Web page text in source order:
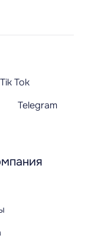
Tik Tok
Telegram